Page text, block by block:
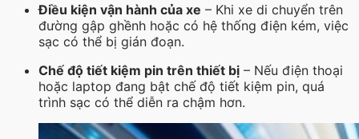
Điều kiện vận hành của xe – Khi xe di chuyển trên
đường gập ghềnh hoặc có hệ thống điện kém, việc
sạc có thể bị gián đoạn.
Chế độ tiết kiệm pin trên thiết bị – Nếu điện thoại
hoặc laptop đang bật chế độ tiết kiệm pin, quá
trình sạc có thể diễn ra chậm hơn.